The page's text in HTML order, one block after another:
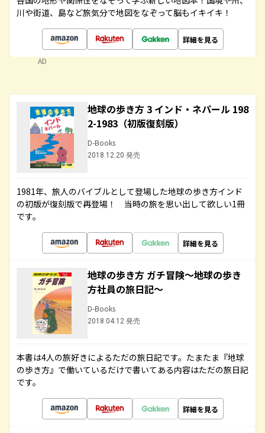
川や街道、島など旅気分で地図をなぞって脳もイキイキ！
詳細を見る
AD
地球の歩き方 3 インド・ネパール 198
2-1983（初版復刻版）
D-Books
2018.12.20 発売
1981年、旅人のバイブルとして登場した地球の歩き方インド
の初版が復刻版で再登場！ 当時の旅を思い出して欲しい1冊
です。
詳細を見る
地球の歩き方 ガチ冒険～地球の歩き
方社員の旅日記～
D-Books
2018.04.12 発売
本書は4人の旅好きによるただの旅日記です。たまたま『地球
の歩き方』で働いているだけで書いてある内容はただの旅日記
です。
詳細を見る